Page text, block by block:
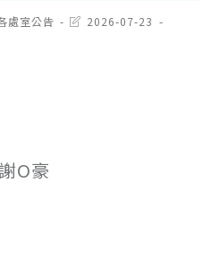
處室公告
Post2026-07-23
O豪